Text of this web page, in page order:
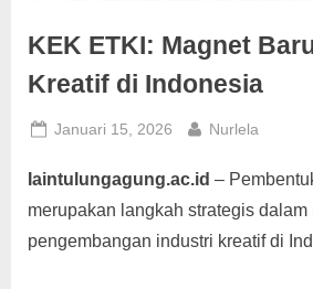
KEK ETKI: Magnet
Kreatif di Indonesia
Posted
Januari 15, 2026 By
Nurlela
Iaintulungagung.ac.id –
merupakan langkah strategis dalam
pengembangan industri kreatif di